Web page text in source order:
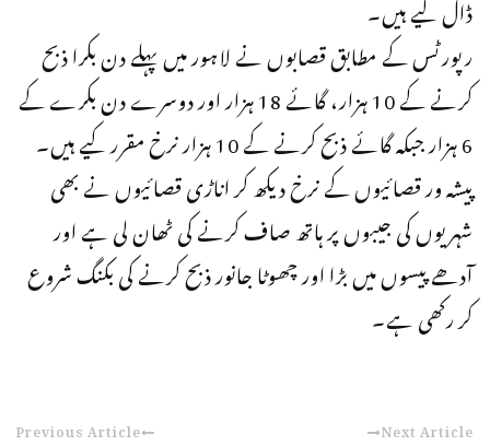
رپورٹس کے مطابق قصابوں نے لاہور میں پہلے دن بکرا ذبح
کرنے کے 10 ہزار، گائے 18 ہزار اور دوسرے دن بکرے کے
6 ہزار جبکہ گائے ذبح کرنے کے 10 ہزار نرخ مقرر کیے ہیں۔
پیشہ ور قصائیوں کے نرخ دیکھ کر اناڑی قصائیوں نے بھی
شہریوں کی جیبوں پر ہاتھ صاف کرنے کی ٹھان لی ہے اور
آدھے پیسوں میں بڑا اور چھوٹا جانور ذبح کرنے کی بکنگ شروع
کر رکھی ہے۔
Previous Article Next Article